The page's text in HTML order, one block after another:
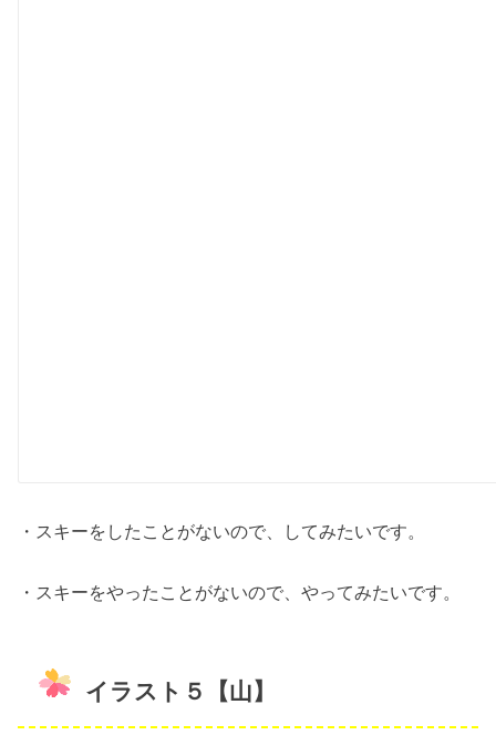
・スキーをしたことがないので、してみたいです。
・スキーをやったことがないので、やってみたいです。
イラスト５【山】